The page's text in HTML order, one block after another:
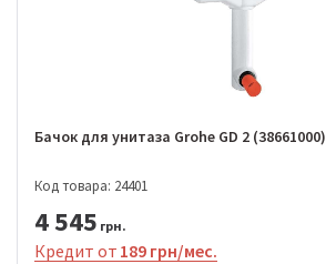
Бачок для унитаза Grohe GD 2 (38661000)
Код товара: 24401
4 545 грн.
Кредит от 189 грн/мес.